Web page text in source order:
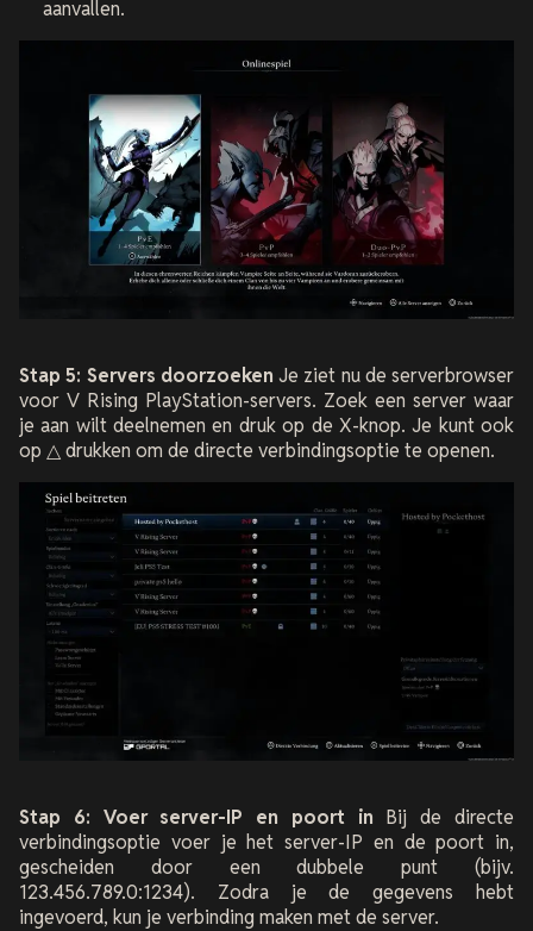
aanvallen.
Stap 5: Servers doorzoeken Je ziet nu de serverbrowser
voor V Rising PlayStation-servers. Zoek een server waar
je aan wilt deelnemen en druk op de X-knop. Je kunt ook
op △ drukken om de directe verbindingsoptie te openen.
Stap 6: Voer server-IP en poort in Bij de directe
verbindingsoptie voer je het server-IP en de poort in,
gescheiden door een dubbele punt (bijv.
123.456.789.0:1234). Zodra je de gegevens hebt
ingevoerd, kun je verbinding maken met de server.